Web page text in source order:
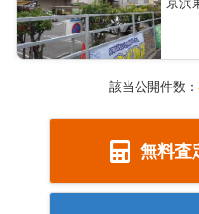
該当公開件数：
無料査